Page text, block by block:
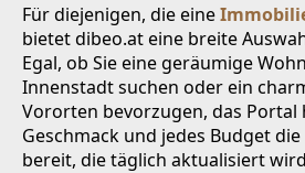
Für diejenigen, die eine
bietet dibeo.at eine breite
Egal, ob Sie eine geräumige
Innenstadt suchen oder ein
Vororten bevorzugen, das Portal
Geschmack und jedes Budget
bereit, die täglich aktualisiert